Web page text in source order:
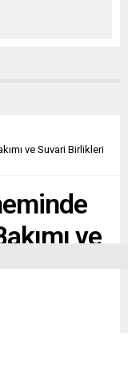
ve Suvari Birlikleri
ve